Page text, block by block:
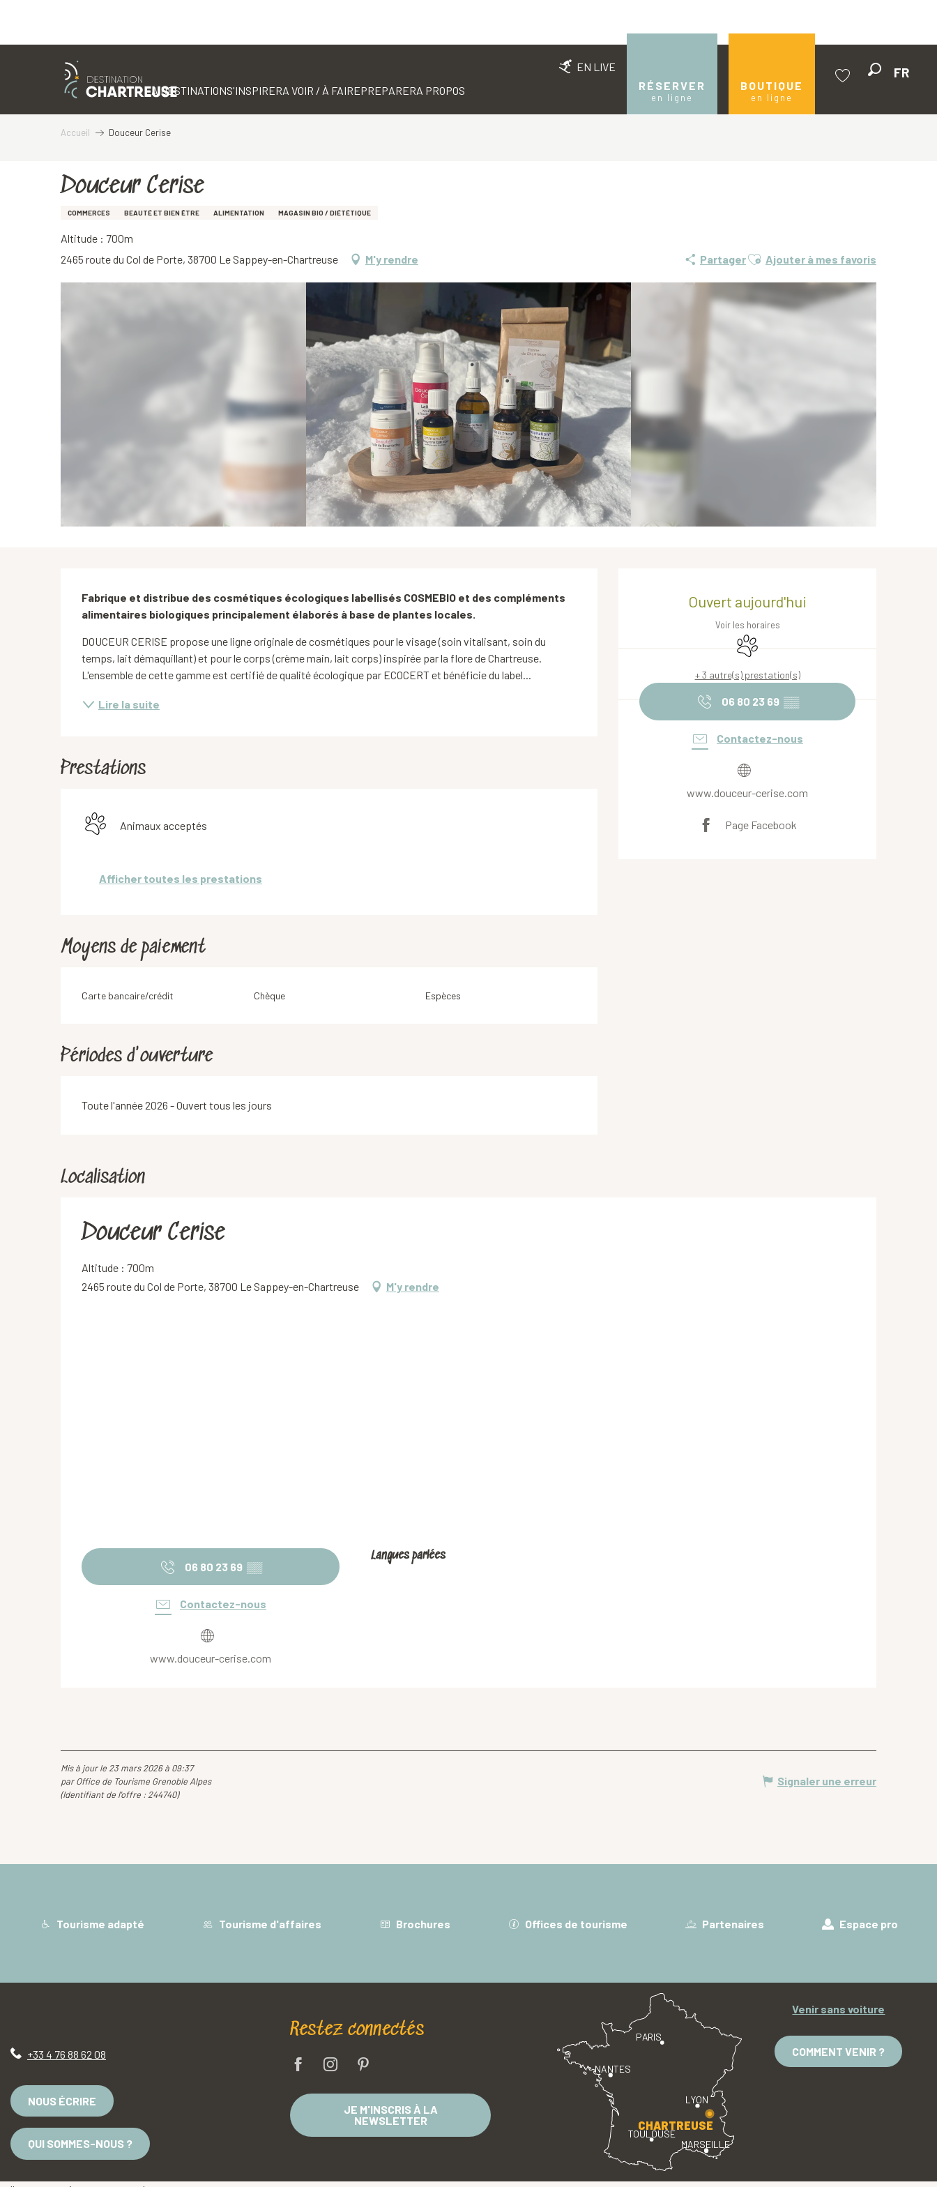
EN LIVE
RÉSERVER
en ligne
BOUTIQUE
en ligne
FR
LA DESTINATIONS'INSPIRERA VOIR / À FAIREPREPARERA PROPOS
Accueil Douceur Cerise
Douceur Cerise
COMMERCES BEAUTÉ ET BIEN ÊTRE ALIMENTATION MAGASIN BIO / DIÉTÉTIQUE
Altitude : 700m
2465 route du Col de Porte, 38700 Le Sappey-en-Chartreuse
M'y rendre PartagerAjouter aux favoris
Ajouter à mes favoris
Ouverture et coordonnées
Ouvert aujourd'hui
Voir les horaires
Animaux acceptés
+ 3 autre(s) prestation(s)
06 80 23 69 ▒▒
Contactez-nous
www.douceur-cerise.com
Page Facebook
Description
Fabrique et distribue des cosmétiques écologiques labellisés COSMEBIO et des compléments
alimentaires biologiques principalement élaborés à base de plantes locales.
DOUCEUR CERISE propose une ligne originale de cosmétiques pour le visage (soin vitalisant, soin du
temps, lait démaquillant) et pour le corps (crème main, lait corps) inspirée par la flore de Chartreuse.
L'ensemble de cette gamme est certifié de qualité écologique par ECOCERT et bénéficie du label...
Lire la suite
Prestations
Animaux acceptés
Afficher toutes les prestations
Moyens de paiement
Carte bancaire/crédit Chèque Espèces
Périodes d'ouverture
Toute l'année 2026 - Ouvert tous les jours
Localisation
Douceur Cerise
Altitude : 700m
2465 route du Col de Porte, 38700 Le Sappey-en-Chartreuse
M'y rendre
06 80 23 69 ▒▒
Contactez-nous
www.douceur-cerise.com
Langues parlées
Langues parlées
Mis à jour le 23 mars 2026 à 09:37
par Office de Tourisme Grenoble Alpes
(Identifiant de l'offre : 244740)
Signaler une erreur
Tourisme adapté Tourisme d'affaires Brochures Offices de tourisme Partenaires Espace pro
+33 4 76 88 62 08
NOUS ÉCRIRE
QUI SOMMES-NOUS ?
Restez connectés
JE M'INSCRIS À LA
NEWSLETTER
PARIS
LYON
TOULOUSE
MARSEILLE
NANTES
CHARTREUSE
Venir sans voiture
COMMENT VENIR ?